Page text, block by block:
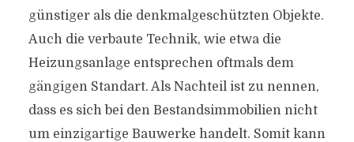
günstiger als die denkmalgeschützten Objekte.
Auch die verbaute Technik, wie etwa die
Heizungsanlage entsprechen oftmals dem
gängigen Standart. Als Nachteil ist zu nennen,
dass es sich bei den Bestandsimmobilien nicht
um einzigartige Bauwerke handelt. Somit kann